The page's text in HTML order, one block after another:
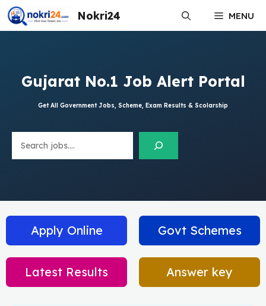
Skip
to
content
Nokri24 MENU
Gujarat No.1 Job Alert Portal
Get All Government Jobs, Scheme, Exam Results & Scolarship
Apply Online Govt Schemes
Latest Results Answer key